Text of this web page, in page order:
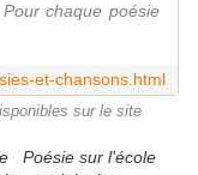
chaque poésie
et-chansons.html
sur le site
Poésie sur l'école